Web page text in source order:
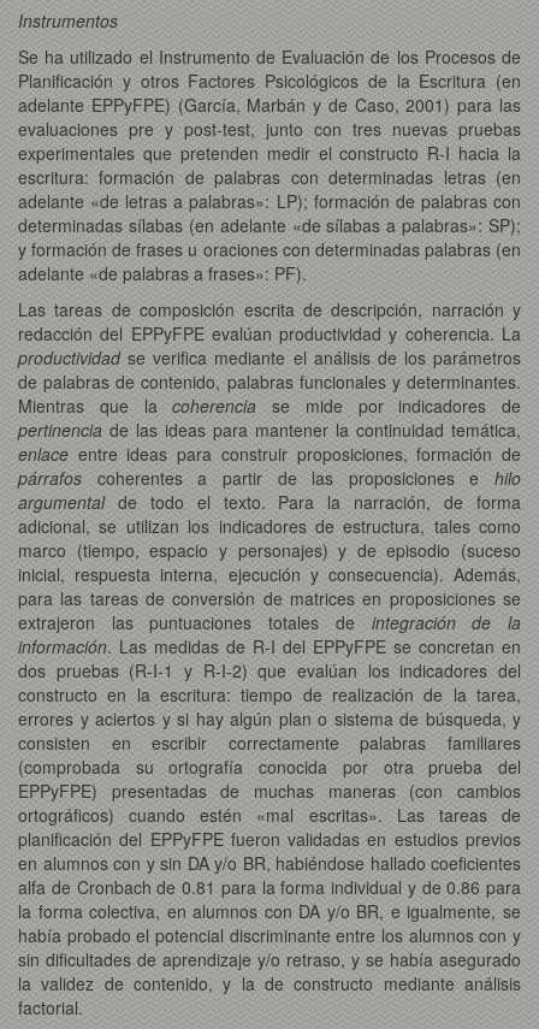
Instrumentos
Se ha utilizado el Instrumento de Evaluación de los Procesos de
Planificación y otros Factores Psicológicos de la Escritura (en
adelante EPPyFPE) (García, Marbán y de Caso, 2001) para las
evaluaciones pre y post-test, junto con tres nuevas pruebas
experimentales que pretenden medir el constructo R-I hacia la
escritura: formación de palabras con determinadas letras (en
adelante «de letras a palabras»: LP); formación de palabras con
determinadas sílabas (en adelante «de sílabas a palabras»: SP);
y formación de frases u oraciones con determinadas palabras (en
adelante «de palabras a frases»: PF).
Las tareas de composición escrita de descripción, narración y
redacción del EPPyFPE evalúan productividad y coherencia. La
productividadse verifica mediante el análisis de los parámetros
de palabras de contenido, palabras funcionales y determinantes.
Mientras que lacoherencia se mide por indicadores de
pertinencia de las ideas para mantener la continuidad temática,
enlace entre ideas para construir proposiciones, formación de
párrafos coherentes a partir de las proposiciones e hilo
argumentalde todo el texto. Para la narración, de forma
adicional, se utilizan los indicadores de estructura, tales como
marco (tiempo, espacio y personajes) y de episodio (suceso
inicial, respuesta interna, ejecución y consecuencia). Además,
para las tareas de conversión de matrices en proposiciones se
extrajeron las puntuaciones totales de integración de la
información. Las medidas de R-I del EPPyFPE se concretan en
dos pruebas (R-I-1 y R-I-2) que evalúan los indicadores del
constructo en la escritura: tiempo de realización de la tarea,
errores y aciertos y si hay algún plan o sistema de búsqueda, y
consisten en escribir correctamente palabras familiares
(comprobada su ortografía conocida por otra prueba del
EPPyFPE) presentadas de muchas maneras (con cambios
ortográficos) cuando estén «mal escritas». Las tareas de
planificación del EPPyFPE fueron validadas en estudios previos
en alumnos con y sin DA y/o BR, habiéndose hallado coeficientes
alfa de Cronbach de 0.81 para la forma individual y de 0.86 para
la forma colectiva, en alumnos con DA y/o BR, e igualmente, se
había probado el potencial discriminante entre los alumnos con y
sin dificultades de aprendizaje y/o retraso, y se había asegurado
la validez de contenido, y la de constructo mediante análisis
factorial.